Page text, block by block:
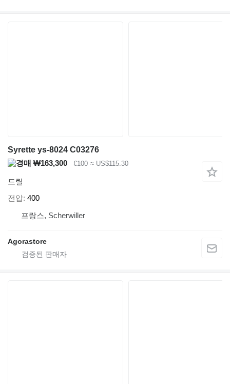
Syrette ys-8024 C03276
₩163,300
€100 ≈ US$115.30
드릴
전압 400
프랑스, Scherwiller
Agorastore